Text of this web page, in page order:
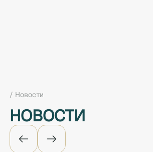
/ Новости
НОВОСТИ